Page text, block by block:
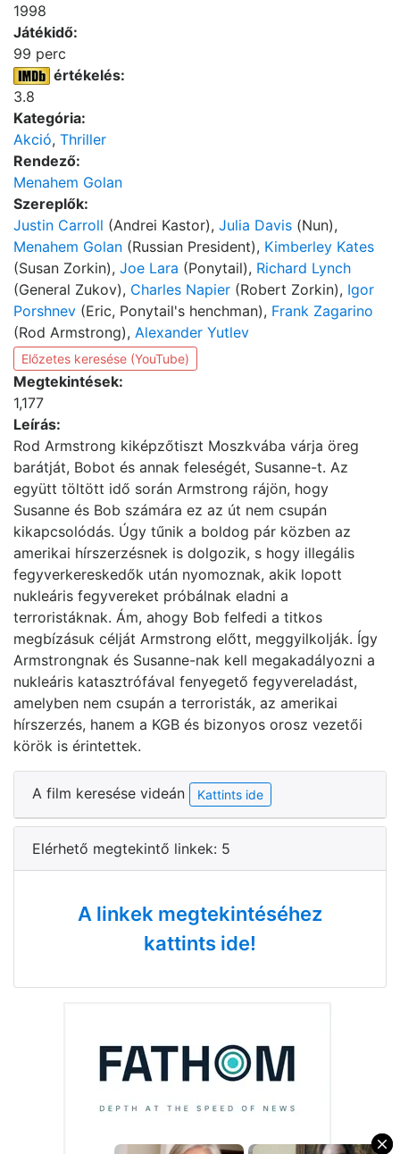
1998
Játékidő:
99 perc
értékelés:
3.8
Kategória:
Akció, Thriller
Rendező:
Menahem Golan
Szereplők:
Justin Carroll (Andrei Kastor), Julia Davis (Nun),
Menahem Golan (Russian President), Kimberley Kates
(Susan Zorkin), Joe Lara (Ponytail), Richard Lynch
(General Zukov), Charles Napier (Robert Zorkin), Igor
Porshnev (Eric, Ponytail's henchman), Frank Zagarino
(Rod Armstrong), Alexander Yutlev
Előzetes keresése (YouTube)
Megtekintések:
1,177
Leírás:
Rod Armstrong kiképzőtiszt Moszkvába várja öreg
barátját, Bobot és annak feleségét, Susanne-t. Az
együtt töltött idő során Armstrong rájön, hogy
Susanne és Bob számára ez az út nem csupán
kikapcsolódás. Úgy tűnik a boldog pár közben az
amerikai hírszerzésnek is dolgozik, s hogy illegális
fegyverkereskedők után nyomoznak, akik lopott
nukleáris fegyvereket próbálnak eladni a
terroristáknak. Ám, ahogy Bob felfedi a titkos
megbízásuk célját Armstrong előtt, meggyilkolják. Így
Armstrongnak és Susanne-nak kell megakadályozni a
nukleáris katasztrófával fenyegető fegyvereladást,
amelyben nem csupán a terroristák, az amerikai
hírszerzés, hanem a KGB és bizonyos orosz vezetői
körök is érintettek.
A film keresése videán Kattints ide
Elérhető megtekintő linkek: 5
A linkek megtekintéséhez
kattints ide!